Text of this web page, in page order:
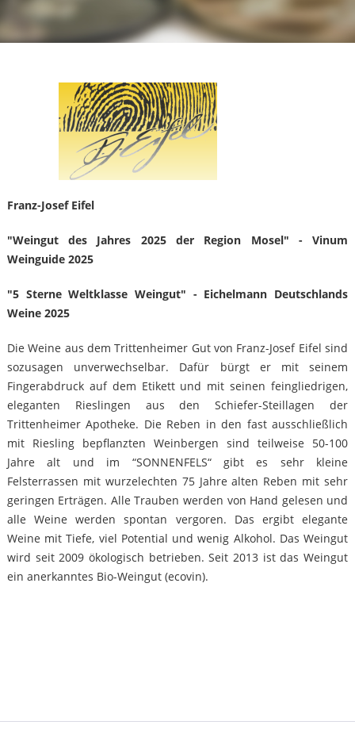
Franz-Josef Eifel
"Weingut des Jahres 2025 der Region Mosel" - Vinum
Weinguide 2025
"5 Sterne Weltklasse Weingut" - Eichelmann Deutschlands
Weine 2025
Die Weine aus dem Trittenheimer Gut von Franz-Josef Eifel sind
sozusagen unverwechselbar. Dafür bürgt er mit seinem
Fingerabdruck auf dem Etikett und mit seinen feingliedrigen,
eleganten Rieslingen aus den Schiefer-Steillagen der
Trittenheimer Apotheke. Die Reben in den fast ausschließlich
mit Riesling bepflanzten Weinbergen sind teilweise 50-100
Jahre alt und im “SONNENFELS“ gibt es sehr kleine
Felsterrassen mit wurzelechten 75 Jahre alten Reben mit sehr
geringen Erträgen. Alle Trauben werden von Hand gelesen und
alle Weine werden spontan vergoren. Das ergibt elegante
Weine mit Tiefe, viel Potential und wenig Alkohol. Das Weingut
wird seit 2009 ökologisch betrieben. Seit 2013 ist das Weingut
ein anerkanntes Bio-Weingut (ecovin).